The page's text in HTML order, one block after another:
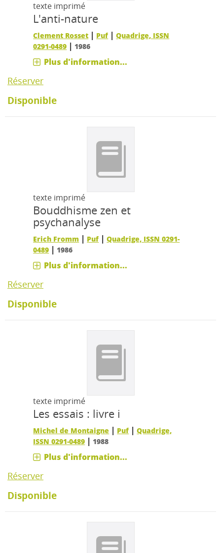
texte imprimé
L'anti-nature
Clement Rosset | Puf |Quadrige, ISSN
0291-0489 | 1986
Plus d'information...
Réserver
Disponible
texte imprimé
Bouddhisme zen et
psychanalyse
Erich Fromm | Puf |Quadrige, ISSN 0291-
0489 | 1986
Plus d'information...
Réserver
Disponible
texte imprimé
Les essais : livre i
Michel de Montaigne | Puf |Quadrige,
ISSN 0291-0489 | 1988
Plus d'information...
Réserver
Disponible